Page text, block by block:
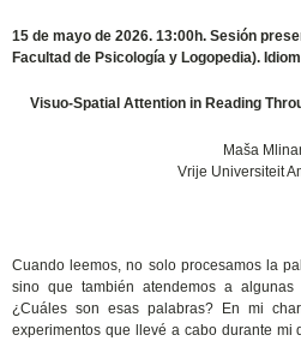
15 de mayo de 2026. 13:00h. Sesión
Facultad de Psicología y Logopedia).
Visuo-Spatial Attention in Reading
Maša
Vrije Universiteit
Cuando leemos, no solo procesamos la
sino que también atendemos a
¿Cuáles son esas palabras? En mi
experimentos que llevé a cabo durante mi